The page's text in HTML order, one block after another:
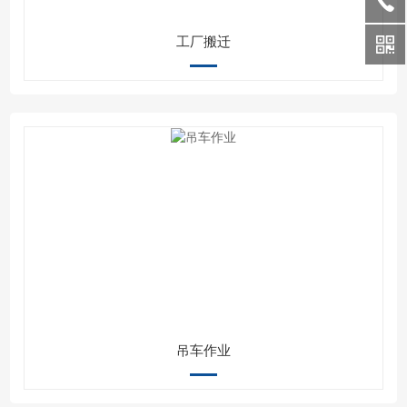
工厂搬迁
吊车作业